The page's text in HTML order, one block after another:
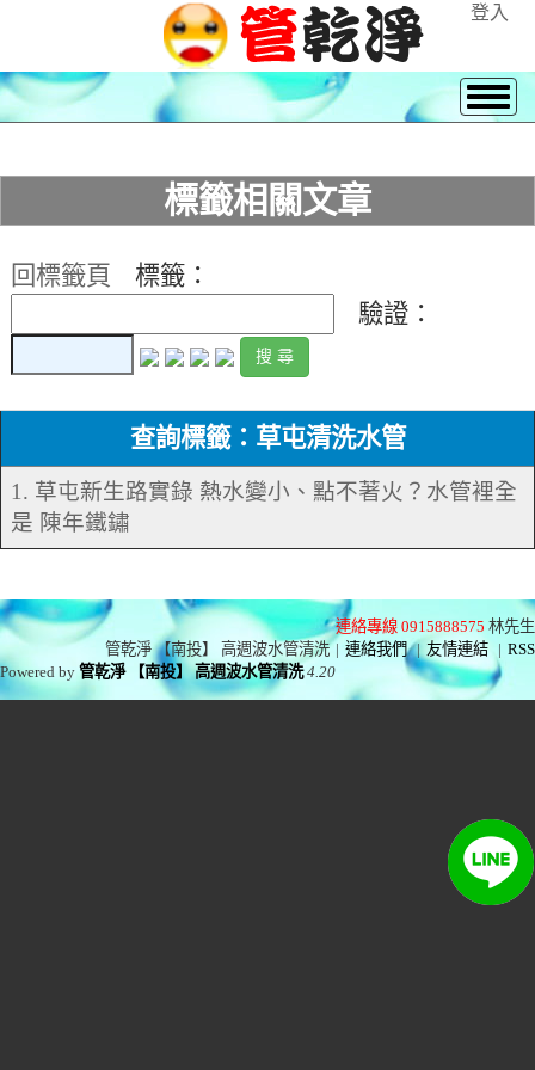
登入
標籤相關文章
回標籤頁
標籤：
驗證：
查詢標籤：草屯清洗水管
1. 草屯新生路實錄 熱水變小、點不著火？水管裡全
是 陳年鐵鏽
連絡專線 0915888575 林先生
管乾淨 【南投】 高週波水管清洗 | 連絡我們 | 友情連結 | RSS
Powered by管乾淨 【南投】 高週波水管清洗 4.20